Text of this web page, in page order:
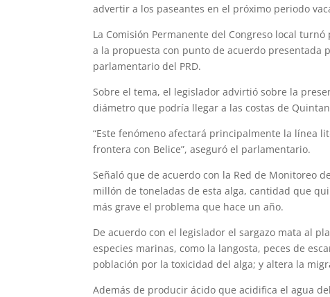
advertir a los paseantes en el próximo periodo
La Comisión Permanente del Congreso local
a la propuesta con punto de acuerdo presentada
parlamentario del PRD.
Sobre el tema, el legislador advirtió sobre la
diámetro que podría llegar a las costas de
“Este fenómeno afectará principalmente la línea
frontera con Belice”, aseguró el parlamentario.
Señaló que de acuerdo con la Red de Monitoreo
millón de toneladas de esta alga, cantidad que
más grave el problema que hace un año.
De acuerdo con el legislador el sargazo mata al
especies marinas, como la langosta, peces de
población por la toxicidad del alga; y altera la
Además de producir ácido que acidifica el agua